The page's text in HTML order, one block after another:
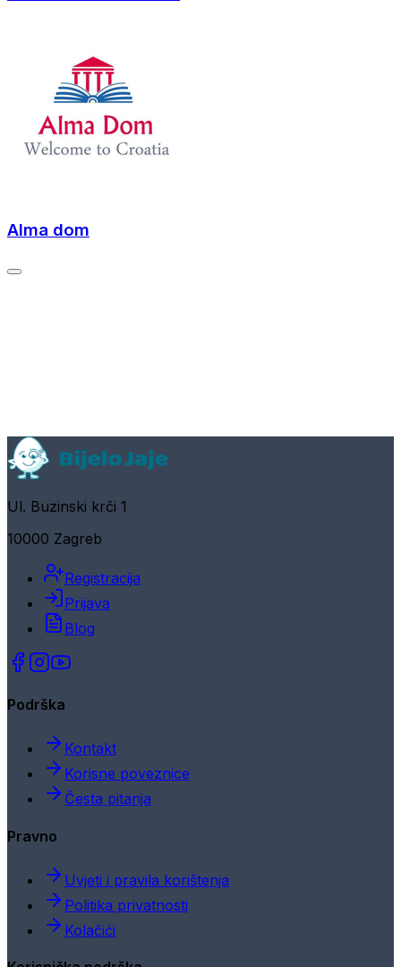
Alma dom
Ul. Buzinski krči 1
10000 Zagreb
Registracija
Prijava
Blog
Podrška
Kontakt
Korisne poveznice
Česta pitanja
Pravno
Uvjeti i pravila korištenja
Politika privatnosti
Kolačići